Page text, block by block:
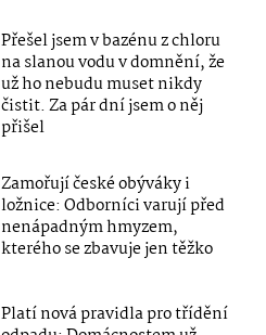
Přešel jsem v bazénu z chloru
na slanou vodu v domnění, že
už ho nebudu muset nikdy
čistit. Za pár dní jsem o něj
přišel
Zamořují české obýváky i
ložnice: Odborníci varují před
nenápadným hmyzem,
kterého se zbavuje jen těžko
Platí nová pravidla pro třídění